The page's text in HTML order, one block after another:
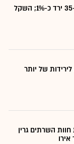
נעילה אדומה בתל אביב: מדד ת"א-35 ירד כ-1%; השקל
של יותר
השרתים גרין